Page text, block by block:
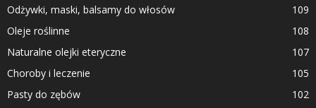
Odżywki, maski, balsamy do włosów
109
Oleje roślinne
108
Naturalne olejki eteryczne
107
Choroby i leczenie
105
Pasty do zębów
102